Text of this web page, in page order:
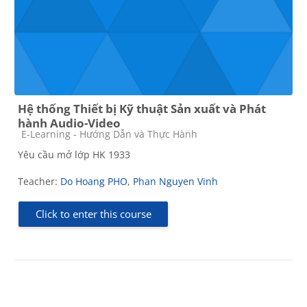
Hệ thống Thiết bị Kỹ thuật Sản xuất và Phát
hành Audio-Video
Course category
E-Learning - Hướng Dẫn và Thực Hành
Yêu cầu mở lớp HK 1933
Teacher: Do Hoang PHO, Phan Nguyen Vinh
Click to enter this course